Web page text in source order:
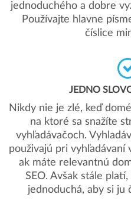
jednoduchého a dobre
Používajte hlavne
číslice
JEDNO
Nikdy nie je zlé, keď
na ktoré sa snažíte
vyhľadávačoch.
použivajú pri vyhľadávaní
ak máte relevantnú
SEO. Avšak stále
jednoduchá, aby si ju